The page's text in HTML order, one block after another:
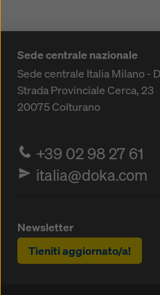
Sede centrale nazionale
Sede centrale Italia Milano -
Strada Provinciale Cerca, 23
20075Colturano
+39 02 98 27 61
italia@doka.com
Newsletter
Tieniti aggiornato/a!